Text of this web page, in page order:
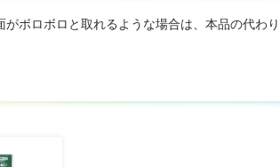
ボロボロと取れるような場合は、本品の代わ